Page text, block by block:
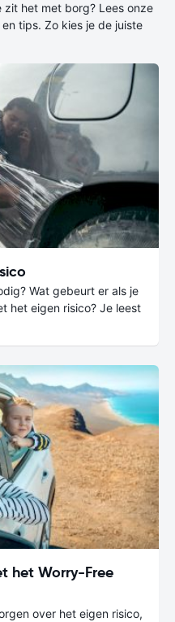
zit het met borg? Lees onze
tips. Zo kies je de juiste
Wat gebeurt er als je
het eigen risico? Je leest
het Worry-Free
over het eigen risico,